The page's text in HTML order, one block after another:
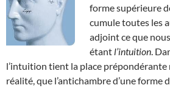
forme supérieure
cumule toutes les
adjoint ce que
étant l’intuition .
l’intuition tient la place prépondérante
réalité, que l’antichambre d’une forme